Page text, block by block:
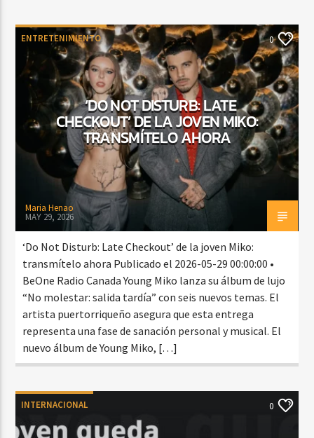
ENTRETENIMIENTO 0
‘DO NOT DISTURB: LATE
CHECKOUT’ DE LA JOVEN MIKO:
TRANSMÍTELO AHORA
Maria Henao
MAY 29, 2026
‘Do Not Disturb: Late Checkout’ de la joven Miko:
transmítelo ahora Publicado el 2026-05-29 00:00:00 •
BeOne Radio Canada Young Miko lanza su álbum de lujo
“No molestar: salida tardía” con seis nuevos temas. El
artista puertorriqueño asegura que esta entrega
representa una fase de sanación personal y musical. El
nuevo álbum de Young Miko, […]
INTERNACIONAL 0